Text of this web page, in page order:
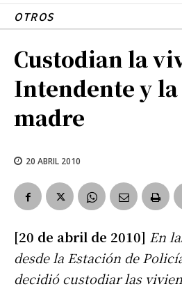
OTROS
Custodian la
Intendente y la
madre
20 ABRIL 2010
[20 de abril de 2010] En
desde la Estación de
decidió custodiar las